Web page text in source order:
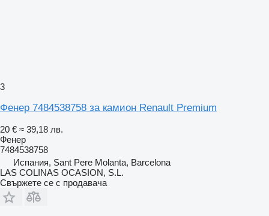
3
Фенер 7484538758 за камион Renault Premium
20 € ≈ 39,18 лв.
Фенер
7484538758
Испания, Sant Pere Molanta, Barcelona
LAS COLINAS OCASION, S.L.
Свържете се с продавача